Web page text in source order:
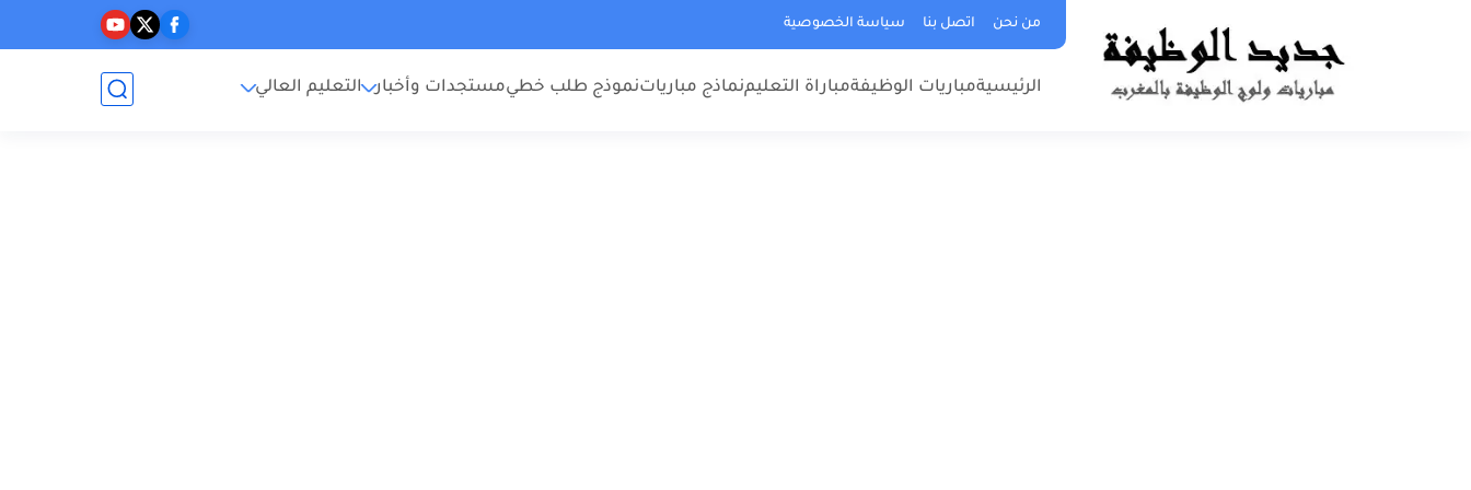
من نحن اتصل بنا سياسة الخصوصية
الرئيسيةمباريات الوظيفةمباراة التعليمنماذج مبارياتنموذج طلب خطيمستجدات وأخبار التعليم العالي